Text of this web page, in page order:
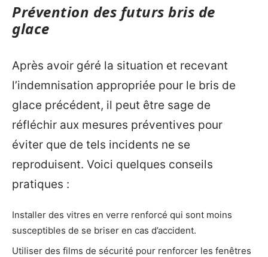
Prévention des futurs bris de
glace
Après avoir géré la situation et recevant
l’indemnisation appropriée pour le bris de
glace précédent, il peut être sage de
réfléchir aux mesures préventives pour
éviter que de tels incidents ne se
reproduisent. Voici quelques conseils
pratiques :
Installer des vitres en verre renforcé qui sont moins
susceptibles de se briser en cas d’accident.
Utiliser des films de sécurité pour renforcer les fenêtres